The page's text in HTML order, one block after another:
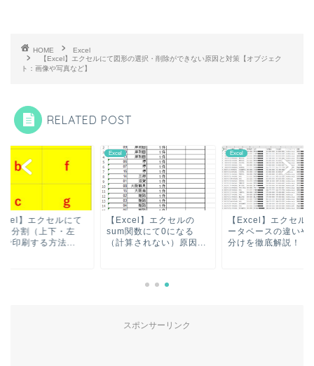
HOME
Excel
【Excel】エクセルにて図形の選択・削除ができない原因と対策【オブジェク
ト：画像や写真など】
RELATED POST
】エクセルにて
8分割（上下・左
で印刷する方法...
Excel
【Excel】エクセルの
sum関数にて0になる
（計算されない）原因...
Excel
【Excel】エクセル
ータベースの違いや
分けを徹底解説！
スポンサーリンク